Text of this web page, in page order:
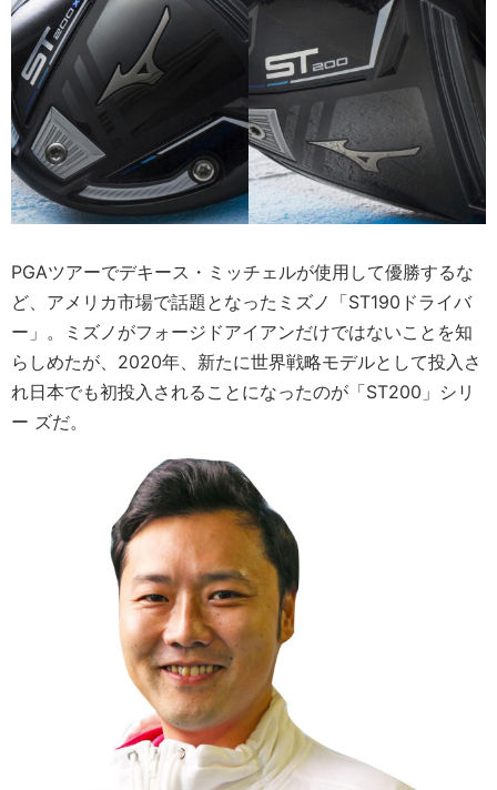
PGAツアーでデキース・ミッチェルが使用して優勝するな
ど、アメリカ市場で話題となったミズノ「ST190ドライバ
ー」。ミズノがフォージドアイアンだけではないことを知
らしめたが、2020年、新たに世界戦略モデルとして投入さ
れ日本でも初投入されることになったのが「ST200」シリ
ー ズだ。